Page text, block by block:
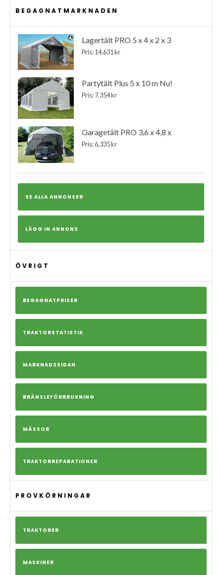
BEGAGNATMARKNADEN
Lagertält PRO 5 x 4 x 2 x 3
Pris: 14,631 kr
Partytält Plus 5 x 10 m Nu!
Pris: 7,354 kr
Garagetält PRO 3,6 x 4,8 x
Pris: 6,335 kr
SE ALLA ANNONSER
LÄGG IN ANNONS
ÖVRIGT
BEGAGNATPRISER
TRAKTORSTATISTIK
MARKNADSSIDAN
BRÄNSLEFÖRBRUKNING
MÄSSOR
TRAKTORREPARATIONER
PROVKÖRNINGAR
TRAKTORER
MASKINER